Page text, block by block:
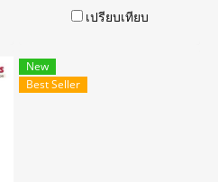
สำหรับการใช้งานซีลขอบ
0926568846 / 09 8253 9956
เปรียบเทียบ
New
Best Seller